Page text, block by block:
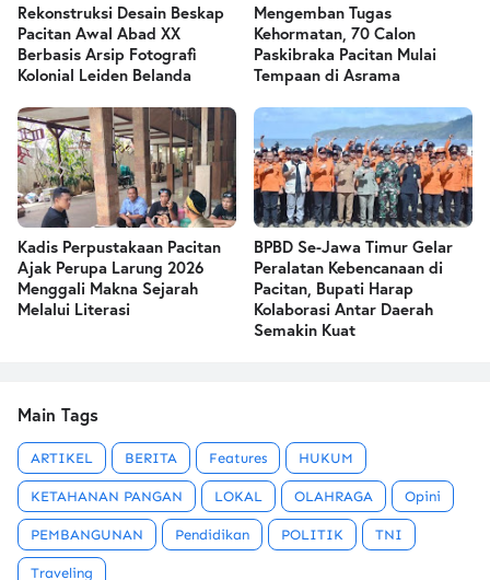
Rekonstruksi Desain Beskap
Pacitan Awal Abad XX
Berbasis Arsip Fotografi
Kolonial Leiden Belanda
Mengemban Tugas
Kehormatan, 70 Calon
Paskibraka Pacitan Mulai
Tempaan di Asrama
Kadis Perpustakaan Pacitan
Ajak Perupa Larung 2026
Menggali Makna Sejarah
Melalui Literasi
BPBD Se-Jawa Timur Gelar
Peralatan Kebencanaan di
Pacitan, Bupati Harap
Kolaborasi Antar Daerah
Semakin Kuat
Main Tags
ARTIKEL BERITA Features HUKUM
KETAHANAN PANGAN LOKAL OLAHRAGA Opini
PEMBANGUNAN Pendidikan POLITIK TNI
Traveling